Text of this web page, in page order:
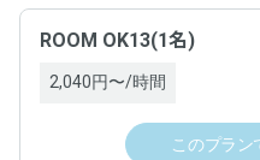
ROOM OK13(1名)
2,040円〜/時間
このプラン